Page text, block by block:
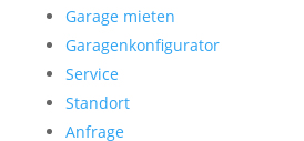
Garage mieten
Garagenkonfigurator
Service
Standort
Anfrage